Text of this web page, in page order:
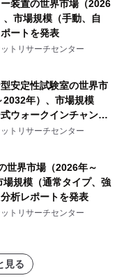
装置の世界市場（2026
市場規模（手動、自
ートを発表
トリサーチセンター
安定性試験室の世界市
2032年）、市場規模
式ウォークインチャンバ
ークインチャンバ
ートを発表
トリサーチセンター
世界市場（2026年～
規模（通常タイプ、強
析レポートを発表
トリサーチセンター
見る